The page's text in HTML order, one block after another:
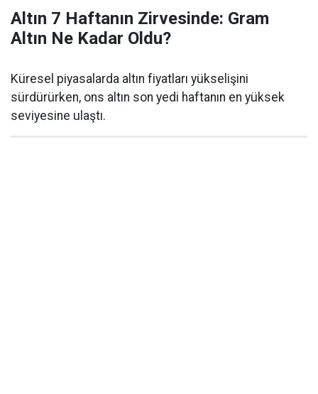
Altın 7 Haftanın Zirvesinde: Gram
Altın Ne Kadar Oldu?
Küresel piyasalarda altın fiyatları yükselişini
sürdürürken, ons altın son yedi haftanın en yüksek
seviyesine ulaştı.